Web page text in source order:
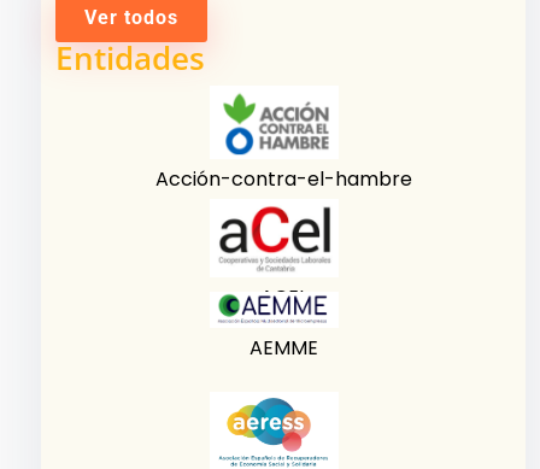
Ver todos
Entidades
Acción-contra-el-hambre
ACEL
AEMME